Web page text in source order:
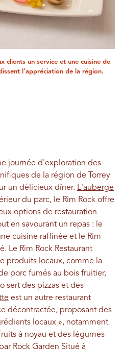
clients un service et une cuisine de
l'appréciation de la région.
journée d'exploration des
de la région de Torrey
un délicieux dîner. L'auberge
du parc, le Rim Rock offre
options de restauration
en savourant un repas : le
cuisine raffinée et le Rim
Le Rim Rock Restaurant
produits locaux, comme la
porc fumés au bois fruitier,
sert des pizzas et des
est un autre restaurant
décontractée, proposant des
locaux », notamment
à noyau et des légumes
Rock Garden Situé à